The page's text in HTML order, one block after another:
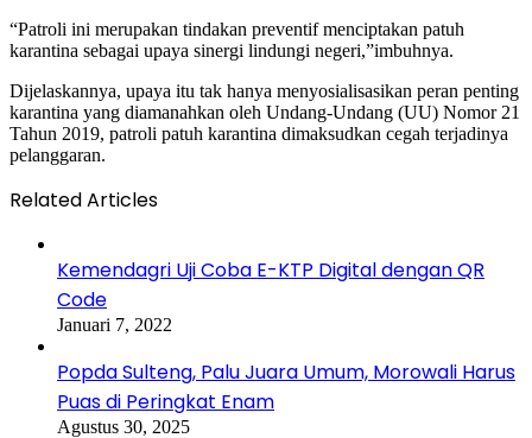
“Patroli ini merupakan tindakan preventif menciptakan patuh
karantina sebagai upaya sinergi lindungi negeri,”imbuhnya.
Dijelaskannya, upaya itu tak hanya menyosialisasikan peran penting
karantina yang diamanahkan oleh Undang-Undang (UU) Nomor 21
Tahun 2019, patroli patuh karantina dimaksudkan cegah terjadinya
pelanggaran.
Related Articles
Kemendagri Uji Coba E-KTP Digital dengan QR
Code
Januari 7, 2022
Popda Sulteng, Palu Juara Umum, Morowali Harus
Puas di Peringkat Enam
Agustus 30, 2025